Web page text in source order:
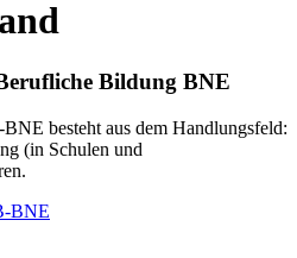
Bildung BNE
besteht aus dem Handlungsfeld:
(in Schulen und
BNE